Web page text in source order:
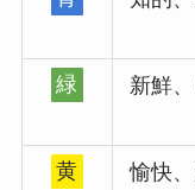
緑
新鮮
黄
愉快